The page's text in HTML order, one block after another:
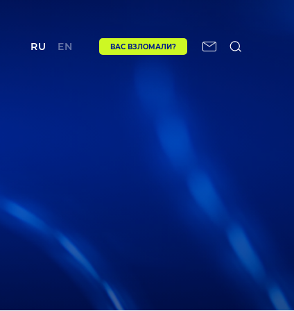
RU EN ВАС ВЗЛОМАЛИ?